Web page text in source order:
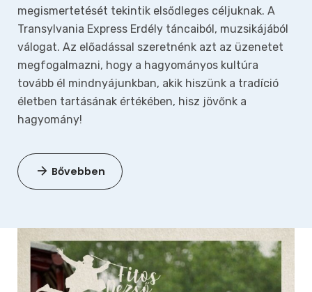
megismertetését tekintik elsődleges céljuknak. A
Transylvania Express Erdély táncaiból, muzsikájából
válogat. Az előadással szeretnénk azt az üzenetet
megfogalmazni, hogy a hagyományos kultúra
tovább él mindnyájunkban, akik hiszünk a tradíció
életben tartásának értékében, hisz jövőnk a
hagyomány!
Bővebben